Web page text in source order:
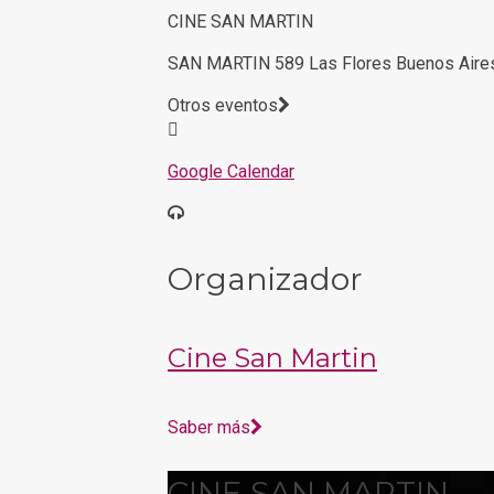
CINE SAN MARTIN
SAN MARTIN 589 Las Flores Buenos
Otros eventos
Google Calendar
Organizador
Cine San Martin
Saber más